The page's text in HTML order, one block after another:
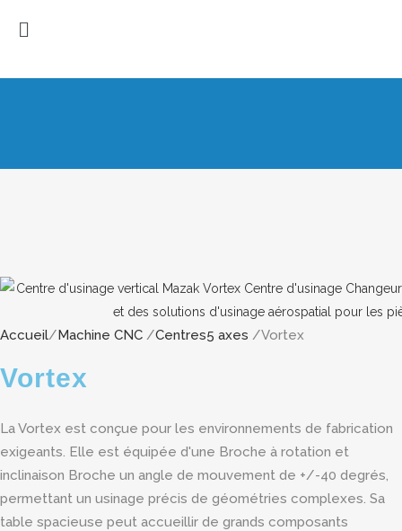
Accueil/Machine CNC /Centres5 axes /Vortex
Vortex
La Vortex est conçue pour les environnements de fabrication
exigeants. Elle est équipée d'une Broche à rotation et
inclinaison Broche un angle de mouvement de +/-40 degrés,
permettant un usinage précis de géométries complexes. Sa
table spacieuse peut accueillir de grands composants